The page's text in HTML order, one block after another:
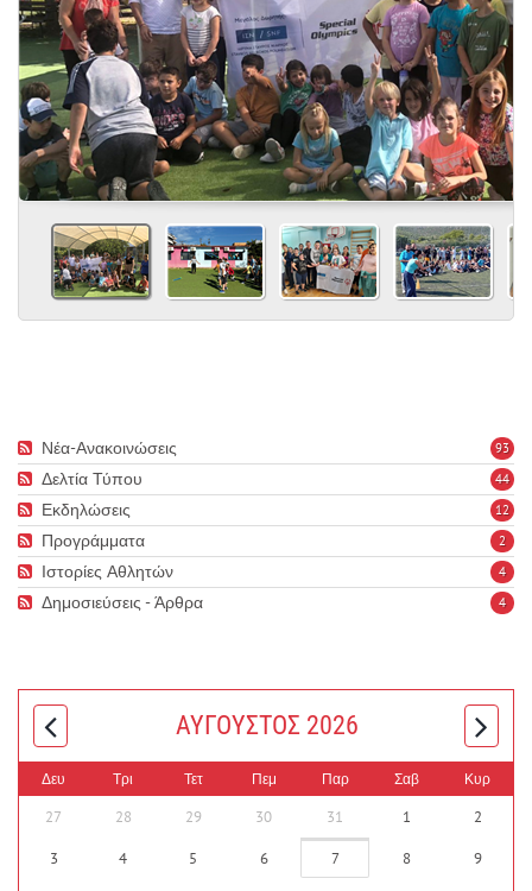
93
Νέα-Ανακοινώσεις
44
Δελτία Τύπου
12
Εκδηλώσεις
2
Προγράμματα
4
Ιστορίες Αθλητών
4
Δημοσιεύσεις - Άρθρα
ΑΎΓΟΥΣΤΟΣ 2026
Δευ Τρι Τετ Πεμ Παρ Σαβ Κυρ
27 28 29 30 31 1 2
3 4 5 6 7 8 9